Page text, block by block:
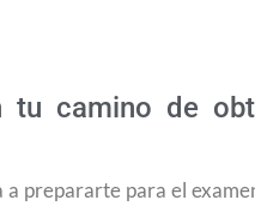
tu camino de
prepararte para el